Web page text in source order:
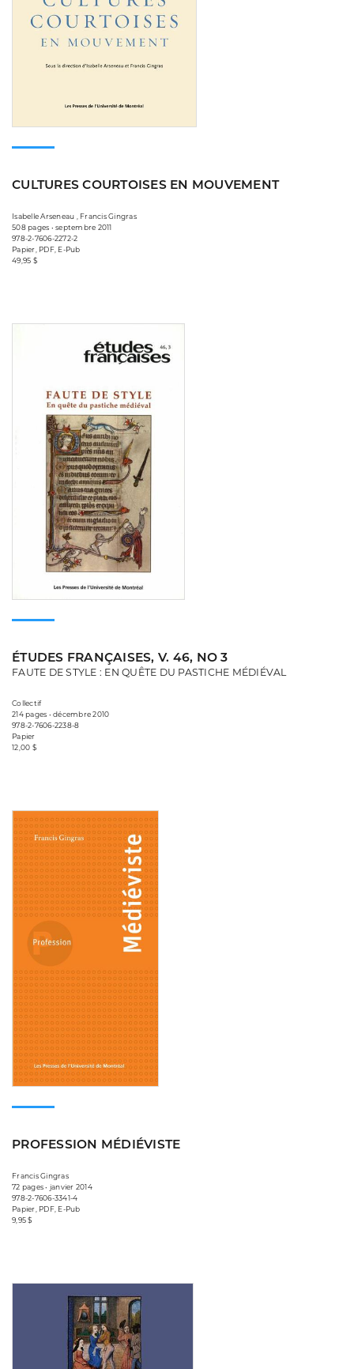
CULTURES COURTOISES EN MOUVEMENT
Isabelle Arseneau , Francis Gingras
508 pages • septembre 2011
978-2-7606-2272-2
Papier, PDF, E-Pub
49,95 $
ÉTUDES FRANÇAISES, V. 46, NO 3
FAUTE DE STYLE : EN QUÊTE DU PASTICHE MÉDIÉVAL
Collectif
214 pages • décembre 2010
978-2-7606-2238-8
Papier
12,00 $
PROFESSION MÉDIÉVISTE
Francis Gingras
72 pages • janvier 2014
978-2-7606-3341-4
Papier, PDF, E-Pub
9,95 $